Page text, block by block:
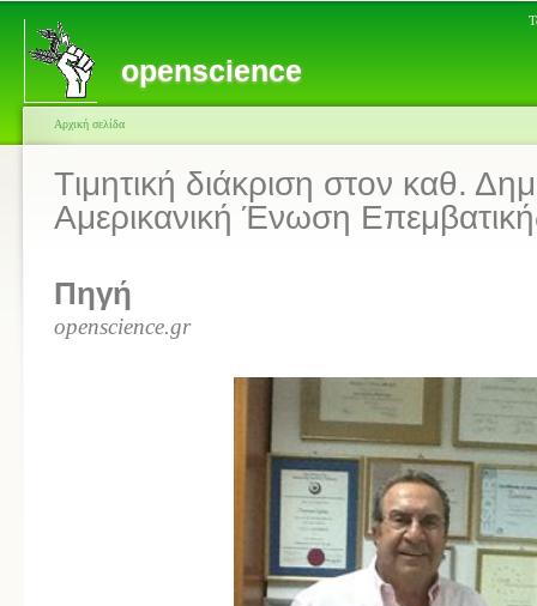
openscience
Αρχική σελίδα
Tιμητική διάκριση στον καθ.
Αμερικανική Ένωση
Πηγή
openscience.gr